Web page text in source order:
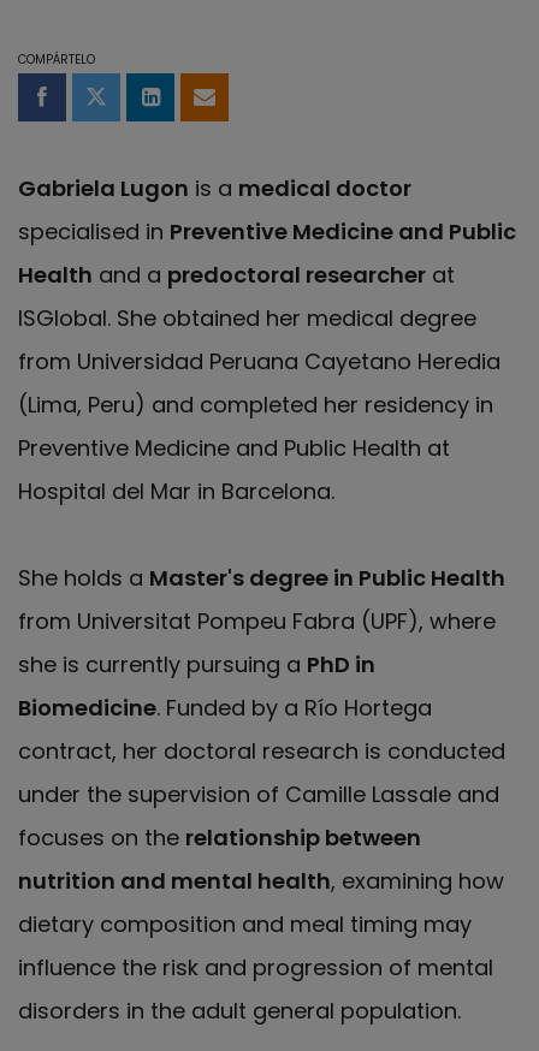
COMPÁRTELO
Compartir en Facebook
Compartir en Twitter
Compartir en LinkedIn
Compartir por email
Gabriela Lugon is a medical doctor
specialised in Preventive Medicine and Public
Health and a predoctoral researcher at
ISGlobal. She obtained her medical degree
from Universidad Peruana Cayetano Heredia
(Lima, Peru) and completed her residency in
Preventive Medicine and Public Health at
Hospital del Mar in Barcelona.
She holds a Master's degree in Public Health
from Universitat Pompeu Fabra (UPF), where
she is currently pursuing a PhD in
Biomedicine. Funded by a Río Hortega
contract, her doctoral research is conducted
under the supervision of Camille Lassale and
focuses on the relationship between
nutrition and mental health, examining how
dietary composition and meal timing may
influence the risk and progression of mental
disorders in the adult general population.